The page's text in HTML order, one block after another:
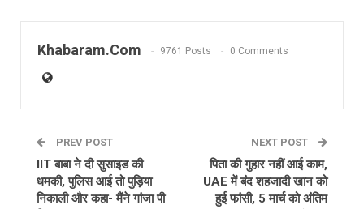
Khabaram.Com 9761 Posts 0 Comments
PREV POST
IIT बाबा ने दी सुसाइड की
धमकी, पुलिस आई तो पुड़िया
निकाली और कहा- मैंने गांजा पी
NEXT POST
पिता की गुहार नहीं आई काम,
UAE में बंद शहजादी खान को
हुई फांसी, 5 मार्च को अंतिम